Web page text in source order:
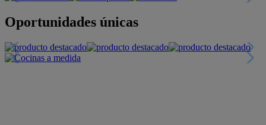
Oportunidades únicas